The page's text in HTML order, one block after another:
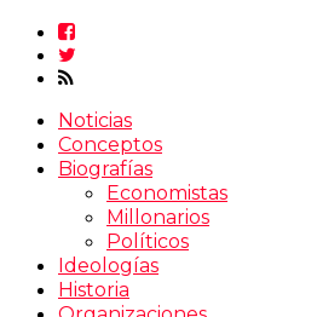
Noticias
Conceptos
Biografías
Economistas
Millonarios
Políticos
Ideologías
Historia